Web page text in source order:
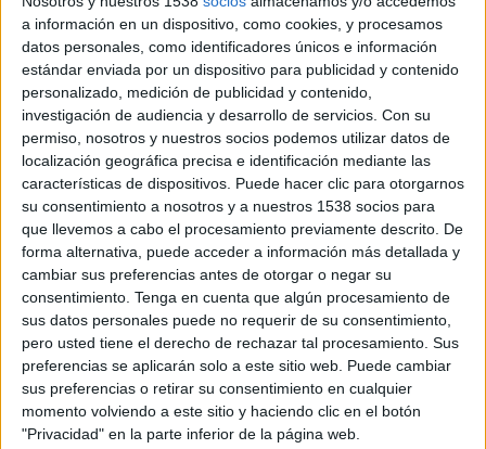
a información en un dispositivo, como cookies, y procesamos
datos personales, como identificadores únicos e información
estándar enviada por un dispositivo para publicidad y contenido
personalizado, medición de publicidad y contenido,
investigación de audiencia y desarrollo de servicios. Con su
permiso, nosotros y nuestros socios podemos utilizar datos de
localización geográfica precisa e identificación mediante las
características de dispositivos. Puede hacer clic para otorgarnos
su consentimiento a nosotros y a nuestros 1538 socios para
que llevemos a cabo el procesamiento previamente descrito. De
forma alternativa, puede acceder a información más detallada y
cambiar sus preferencias antes de otorgar o negar su
consentimiento. Tenga en cuenta que algún procesamiento de
sus datos personales puede no requerir de su consentimiento,
pero usted tiene el derecho de rechazar tal procesamiento. Sus
preferencias se aplicarán solo a este sitio web. Puede cambiar
sus preferencias o retirar su consentimiento en cualquier
momento volviendo a este sitio y haciendo clic en el botón
"Privacidad" en la parte inferior de la página web.
reparació de la comporta del canal.
La nova infraestructura, subratlla l'ajuntament,
no té res a veure amb el desguàs que hi havia
abans de l'esvoranc que va ocasionar el
temporal Gloria. L'actuació que s'hi ha fet
permet augmentar fins a 2,5 vegades la
capacitat d'evacuació del rec del Molí. Cal
recordar que durant el temporal, la inundació
d'una part important del sector sud del nucli
urbà de Torroella de Montgrí va ser ocasionada
per aquest rec que recull, a més, les aigües del
rec Madral, que ve de la zona d'Ullà.